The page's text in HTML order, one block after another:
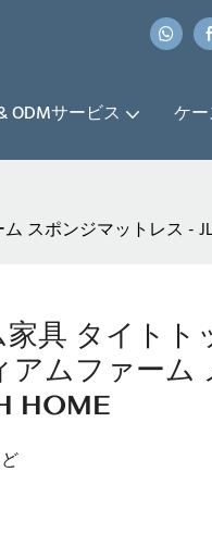
ODMサービス ケ
スポンジマットレス -
具 タイトト
アムファーム
HOME